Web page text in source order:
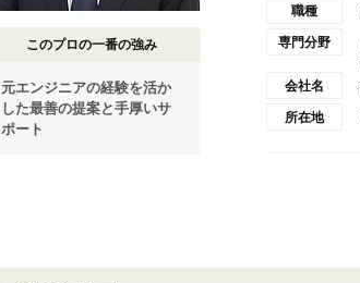
このプロの一番の強み
元エンジニアの経験を活か
した最善の提案と手厚いサ
ポート
職種
専門分野
会社名
所在地